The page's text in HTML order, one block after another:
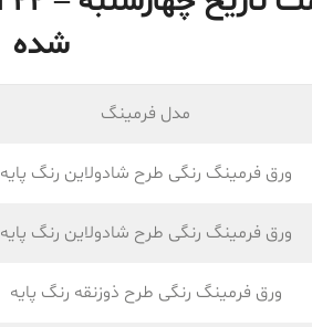
شده
مدل فرمینگ
ورق فرمینگ رنگی طرح شادولاین رنگ پایه
ورق فرمینگ رنگی طرح شادولاین رنگ پایه
ورق فرمینگ رنگی طرح ذوزنقه رنگ پایه